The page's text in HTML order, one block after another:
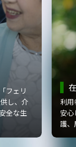
フェリ
し、介
全な生
利用
安心
護、